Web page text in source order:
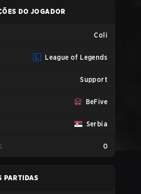
DO JOGADOR
Coli
League of Legends
Support
BeFive
Serbia
0
PARTIDAS